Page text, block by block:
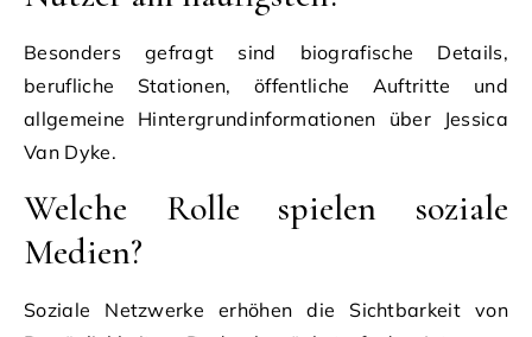
Besonders gefragt sind biografische Details,
berufliche Stationen, öffentliche Auftritte und
allgemeine Hintergrundinformationen über Jessica
Van Dyke.
Welche Rolle spielen soziale
Medien?
Soziale Netzwerke erhöhen die Sichtbarkeit von